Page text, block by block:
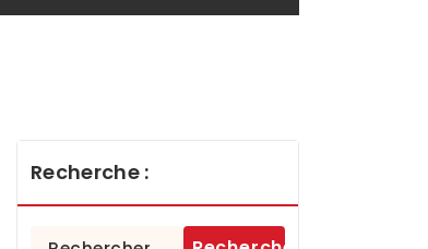
Recherche :
Rechercher :